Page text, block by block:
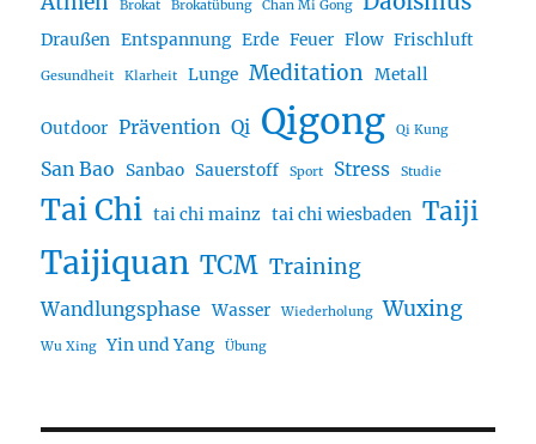
Brokat Brokatübung Chan Mi Gong
Draußen Entspannung Erde Feuer Flow Frischluft
Gesundheit Klarheit Lunge Meditation Metall
Outdoor Prävention Qi Qigong Qi Kung
San Bao Sanbao Sauerstoff Sport Stress Studie
Tai Chi tai chi mainz tai chi wiesbaden Taiji
Taijiquan TCM Training
Wandlungsphase Wasser Wiederholung Wuxing
Wu Xing Yin und Yang Übung